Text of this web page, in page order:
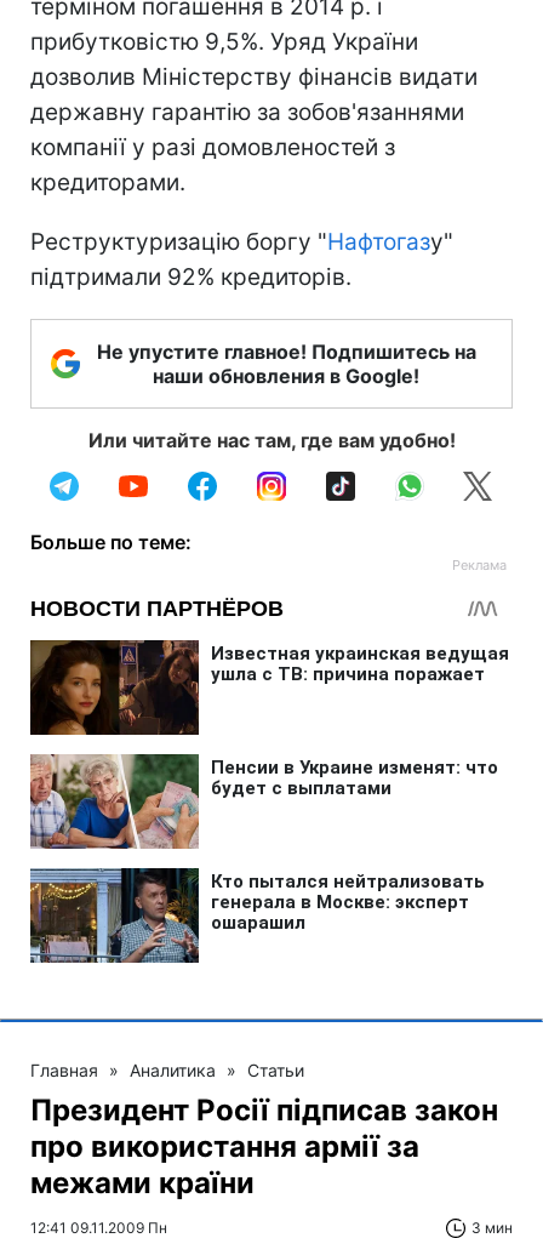
терміном погашення в 2014 р. і
прибутковістю 9,5%. Уряд України
дозволив Міністерству фінансів видати
державну гарантію за зобов'язаннями
компанії у разі домовленостей з
кредиторами.
Реструктуризацію боргу "Нафтогазу"
підтримали 92% кредиторів.
Не упустите главное! Подпишитесь на
наши обновления в Google!
Или читайте нас там, где вам удобно!
Больше по теме:
Главная » Аналитика » Статьи
Президент Росії підписав закон
про використання армії за
межами країни
12:41 09.11.2009 Пн 3 мин